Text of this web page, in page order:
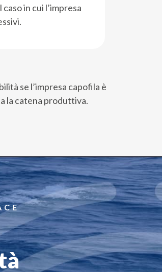
caso in cui l’impresa
se l’impresa capofila è
la catena produttiva.